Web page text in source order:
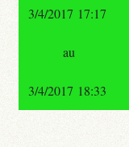
3/4/2017 17:17
au
3/4/2017 18:33